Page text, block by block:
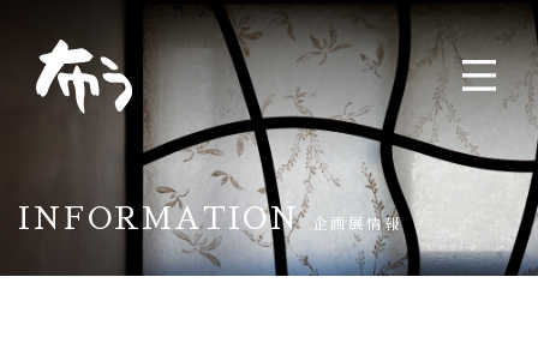
INFORMATION 企画展情報